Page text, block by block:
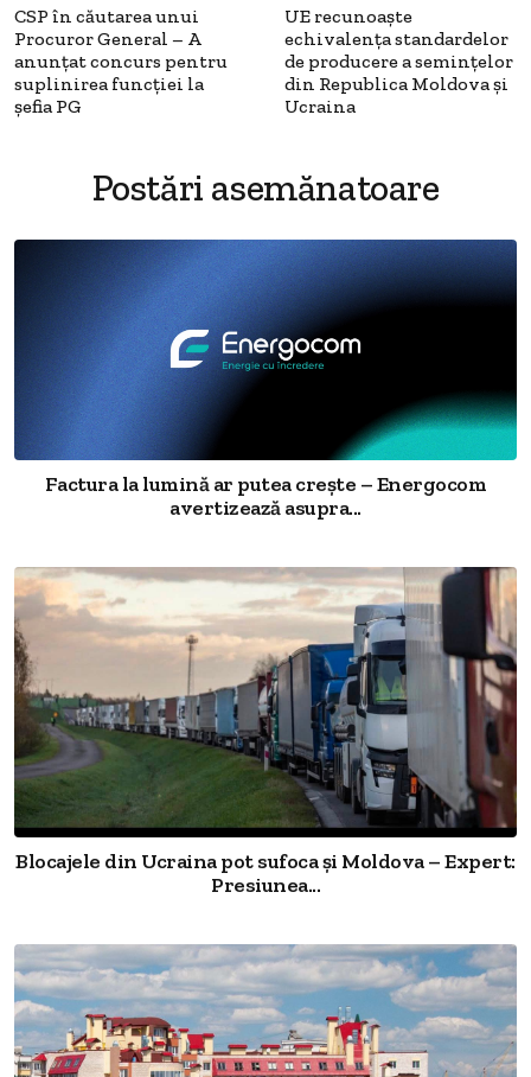
CSP în căutarea unui
Procuror General – A
anunțat concurs pentru
suplinirea funcţiei la
șefia PG
UE recunoaște
echivalența standardelor
de producere a semințelor
din Republica Moldova și
Ucraina
Postări asemănatoare
Factura la lumină ar putea crește – Energocom
avertizează asupra...
Blocajele din Ucraina pot sufoca și Moldova – Expert:
Presiunea...